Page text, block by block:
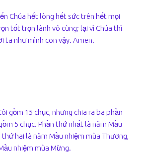
Chúa hết lòng hết sức trên hết mọi
tốt trọn lành vô cùng; lại vì Chúa thì
ta như mình con vậy. Amen.
gồm 15 chục, nhưng chia ra ba phần
5 chục. Phần thứ nhất là năm Mầu
hai là năm Mầu nhiệm mùa Thương,
nhiệm mùa Mừng.